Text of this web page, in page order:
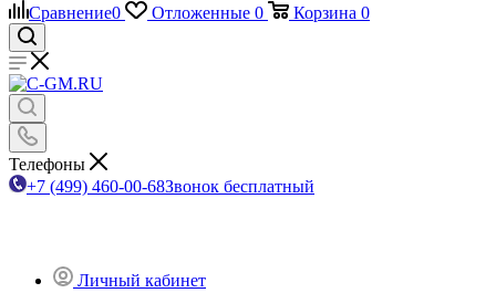
Сравнение0 Отложенные 0 Корзина 0
Телефоны
+7 (499) 460-00-68Звонок бесплатный
Личный кабинет